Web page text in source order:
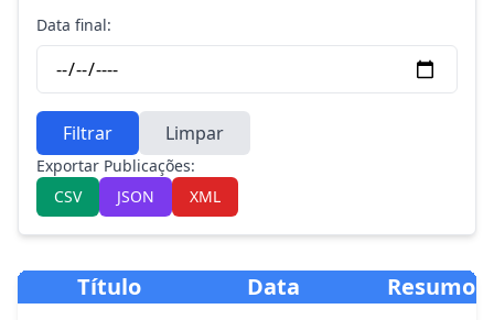
Data final:
Filtrar Limpar
Exportar Publicações:
CSV
JSON XML
Título Data Resumo